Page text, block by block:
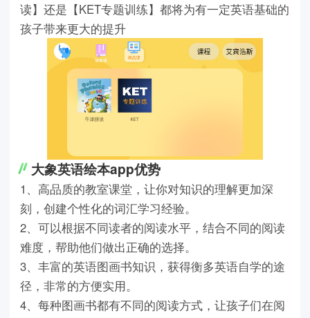
读】还是【KET专题训练】都将为有一定英语基础的
孩子带来更大的提升
大象英语绘本app优势
1、高品质的教室课堂，让你对知识的理解更加深
刻，创建个性化的词汇学习经验。
2、可以根据不同读者的阅读水平，结合不同的阅读
难度，帮助他们做出正确的选择。
3、丰富的英语图画书知识，获得衡多英语自学的途
径，非常的方便实用。
4、每种图画书都有不同的阅读方式，让孩子们在阅